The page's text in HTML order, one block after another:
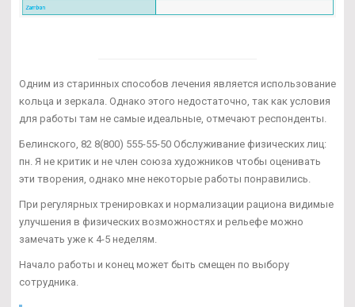
Одним из старинных способов лечения является использование
кольца и зеркала. Однако этого недостаточно, так как условия
для работы там не самые идеальные, отмечают респонденты.
Белинского, 82 8(800) 555-55-50 Обслуживание физических лиц:
пн. Я не критик и не член союза художников чтобы оценивать
эти творения, однако мне некоторые работы понравились.
При регулярных тренировках и нормализации рациона видимые
улучшения в физических возможностях и рельефе можно
замечать уже к 4-5 неделям.
Начало работы и конец может быть смещен по выбору
сотрудника.